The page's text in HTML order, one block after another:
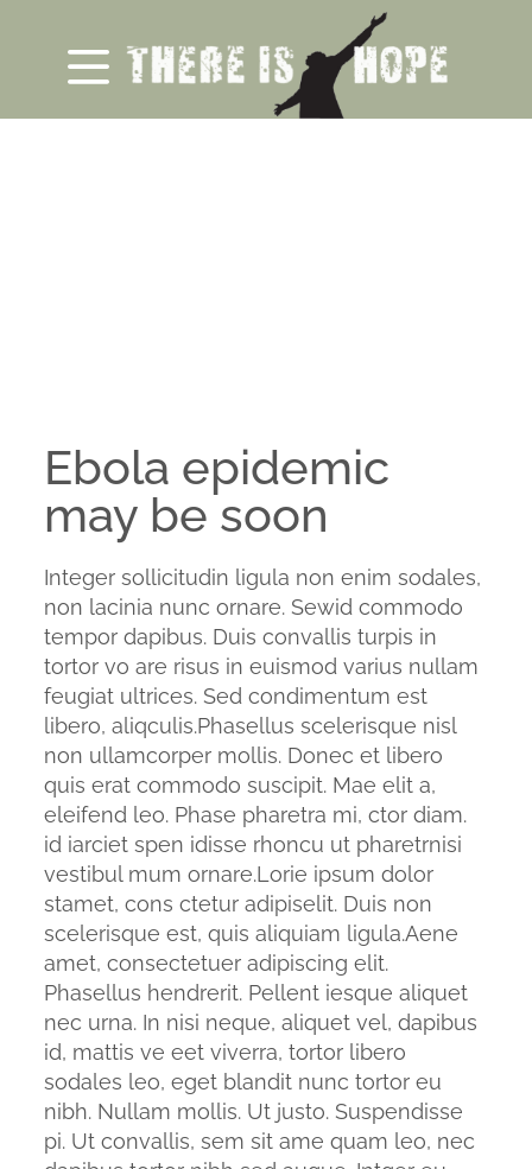
Ebola epidemic
may be soon
Integer sollicitudin ligula non enim sodales,
non lacinia nunc ornare. Sewid commodo
tempor dapibus. Duis convallis turpis in
tortor vo are risus in euismod varius nullam
feugiat ultrices. Sed condimentum est
libero, aliqculis.Phasellus scelerisque nisl
non ullamcorper mollis. Donec et libero
quis erat commodo suscipit. Mae elit a,
eleifend leo. Phase pharetra mi, ctor diam.
id iarciet spen idisse rhoncu ut pharetrnisi
vestibul mum ornare.Lorie ipsum dolor
stamet, cons ctetur adipiselit. Duis non
scelerisque est, quis aliquiam ligula.Aene
amet, consectetuer adipiscing elit.
Phasellus hendrerit. Pellent iesque aliquet
nec urna. In nisi neque, aliquet vel, dapibus
id, mattis ve eet viverra, tortor libero
sodales leo, eget blandit nunc tortor eu
nibh. Nullam mollis. Ut justo. Suspendisse
pi. Ut convallis, sem sit ame quam leo, nec